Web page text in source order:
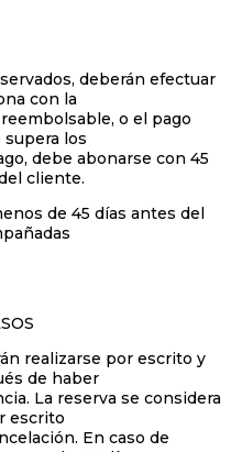
deberán efectuar
con la
o el pago
los
debe abonarse con 45
cliente.
de 45 días antes del
realizarse por escrito y
de haber
La reserva se considera
escrito
En caso de